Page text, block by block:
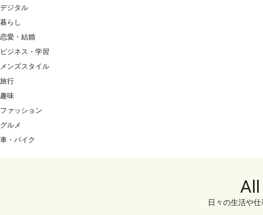
デジタル
暮らし
恋愛・結婚
ビジネス・学習
メンズスタイル
旅行
趣味
ファッション
グルメ
車・バイク
日々の生活や